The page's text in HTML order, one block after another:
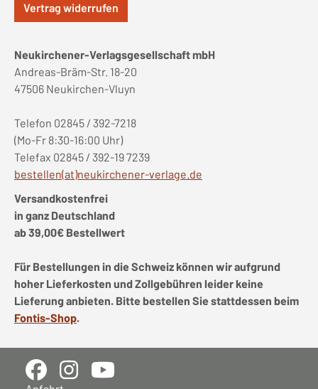
Vertrag widerrufen
Neukirchener-Verlagsgesellschaft mbH
Andreas-Bräm-Str. 18-20
47506 Neukirchen-Vluyn
Telefon 02845 / 392-7218
(Mo-Fr 8:30-16:00 Uhr)
Telefax 02845 / 392-19 7239
bestellen(at)neukirchener-verlage.de
Versandkostenfrei
in ganz Deutschland
ab 39,00€ Bestellwert
Für Bestellungen in die Schweiz können wir aufgrund
hoher Lieferkosten und Zollgebühren leider keine
Lieferung anbieten. Bitte bestellen Sie stattdessen beim
Fontis-Shop.